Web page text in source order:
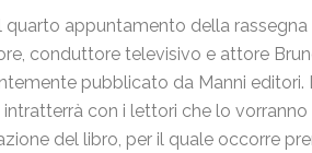
quarto appuntamento della
conduttore televisivo e attore
pubblicato da Manni
intratterrà con i lettori che lo
del libro, per il quale occorre